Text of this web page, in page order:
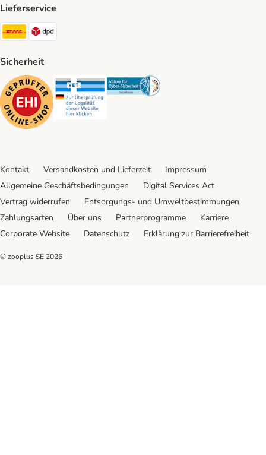
Lieferservice
DHL Shipping Method
Sicherheit
Security Security Security
Kontakt Versandkosten und Lieferzeit
Impressum
Allgemeine Geschäftsbedingungen
Digital Services Act
Vertrag widerrufen
Entsorgungs- und Umweltbestimmungen
Zahlungsarten
Über uns Partnerprogramme
Karriere
Corporate Website
Datenschutz Erklärung zur Barrierefreiheit
© zooplus SE 2026